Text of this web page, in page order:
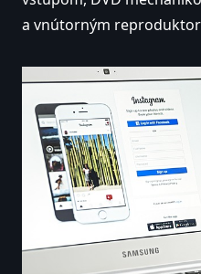
a vnútorným